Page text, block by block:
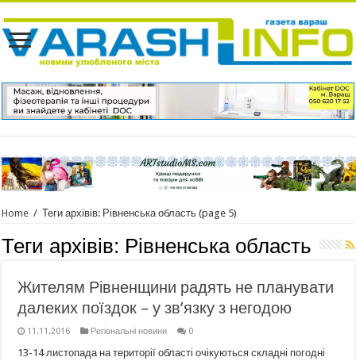
Home / Теги архівів: Рівненська область (page 5)
Теги архівів: Рівненська область
Жителям Рівненщини радять не планувати
далеких поїздок – у зв’язку з негодою
11.11.2016 Регіональні новини 0
13-14 листопада на території області очікуються складні погодні